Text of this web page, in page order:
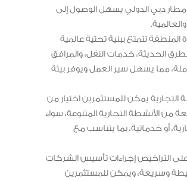
دبي الدولي يسهل الوصول إلى
المنطقة تتمتع ببنية تحتية عالمية
الحديثة، خدمات النقل، والمرافق
مما يسهل سير العمل ويوفر بيئة
التجارية يمكن للمستثمرين اختيار من
من الأنشطة التجارية المتنوعة، سواء
أو خدماتية، بما يتناسب مع
التراخيص إجراءات تأسيس الشركات
وسريعة، ويمكن للمستثمرين